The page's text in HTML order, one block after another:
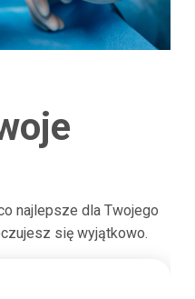
najlepsze dla Twojego
się wyjątkowo.